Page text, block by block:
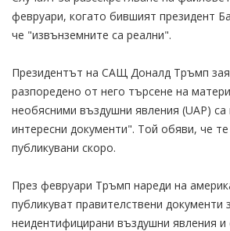
февруари, когато бившият президент
че "извънземните са реални".
Президентът на САЩ Доналд Тръмп
разпоредено от него търсене на
необясними въздушни явления (UAP) са
интересни документи". Той обяви, че
публикувани скоро.
През февруари Тръмп нареди на
публикуват правителствени документи
неидентифицирани въздушни явления и